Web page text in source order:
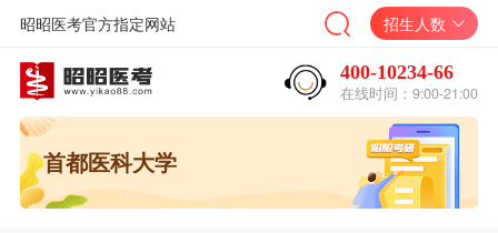
昭昭医考官方指定网站 招生人数
400-10234-66
在线时间：9:00-21:00
首都医科大学